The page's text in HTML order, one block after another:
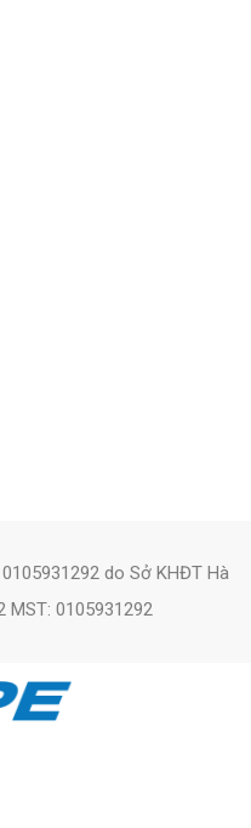
do Sở KHĐT Hà
0105931292